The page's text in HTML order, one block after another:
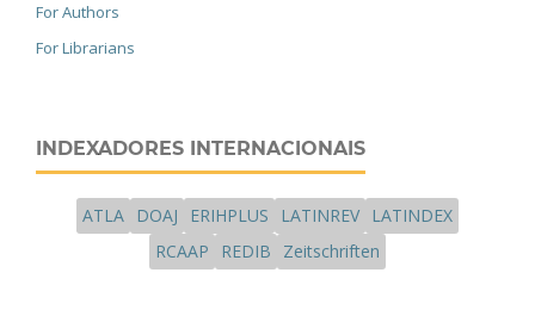
For Authors
For Librarians
INDEXADORES INTERNACIONAIS
ATLA DOAJ ERIHPLUS LATINREV
LATINDEX
RCAAP
REDIB Zeitschriften